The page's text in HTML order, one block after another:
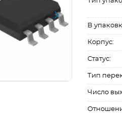
В
Корпус:
Статус:
Тип
Число